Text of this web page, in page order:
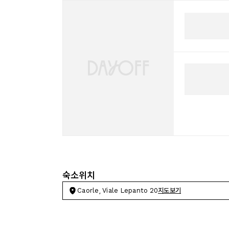
숙소위치
Caorle, Viale Lepanto 20지도보기